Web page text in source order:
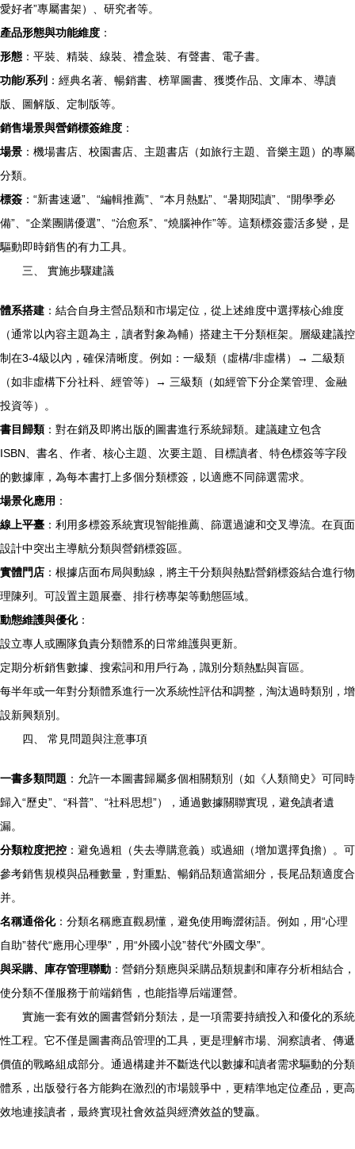
愛好者”專屬書架）、研究者等。
產品形態與功能維度 ：
形態 ：平裝、精裝、線裝、禮盒裝、有聲書、電子書。
功能/系列 ：經典名著、暢銷書、榜單圖書、獲獎作品、文庫本、導讀
版、圖解版、定制版等。
銷售場景與營銷標簽維度 ：
場景 ：機場書店、校園書店、主題書店（如旅行主題、音樂主題）的專屬
分類。
標簽 ：“新書速遞”、“編輯推薦”、“本月熱點”、“暑期閱讀”、“開學季必
備”、“企業團購優選”、“治愈系”、“燒腦神作”等。這類標簽靈活多變，是
驅動即時銷售的有力工具。
三、 實施步驟建議
體系搭建 ：結合自身主營品類和市場定位，從上述維度中選擇核心維度
（通常以內容主題為主，讀者對象為輔）搭建主干分類框架。層級建議控
制在3-4級以內，確保清晰度。例如：一級類（虛構/非虛構）→ 二級類
（如非虛構下分社科、經管等）→ 三級類（如經管下分企業管理、金融
投資等）。
書目歸類 ：對在銷及即將出版的圖書進行系統歸類。建議建立包含
ISBN、書名、作者、核心主題、次要主題、目標讀者、特色標簽等字段
的數據庫，為每本書打上多個分類標簽，以適應不同篩選需求。
場景化應用 ：
線上平臺 ：利用多標簽系統實現智能推薦、篩選過濾和交叉導流。在頁面
設計中突出主導航分類與營銷標簽區。
實體門店 ：根據店面布局與動線，將主干分類與熱點營銷標簽結合進行物
理陳列。可設置主題展臺、排行榜專架等動態區域。
動態維護與優化：
設立專人或團隊負責分類體系的日常維護與更新。
定期分析銷售數據、搜索詞和用戶行為，識別分類熱點與盲區。
每半年或一年對分類體系進行一次系統性評估和調整，淘汰過時類別，增
設新興類別。
四、 常見問題與注意事項
一書多類問題 ：允許一本圖書歸屬多個相關類別（如《人類簡史》可同時
歸入“歷史”、“科普”、“社科思想”），通過數據關聯實現，避免讀者遺
漏。
分類粒度把控 ：避免過粗（失去導購意義）或過細（增加選擇負擔）。可
參考銷售規模與品種數量，對重點、暢銷品類適當細分，長尾品類適度合
并。
名稱通俗化：分類名稱應直觀易懂，避免使用晦澀術語。例如，用“心理
自助”替代“應用心理學”，用“外國小說”替代“外國文學”。
與采購、庫存管理聯動 ：營銷分類應與采購品類規劃和庫存分析相結合，
使分類不僅服務于前端銷售，也能指導后端運營。
實施一套有效的圖書營銷分類法，是一項需要持續投入和優化的系統
性工程。它不僅是圖書商品管理的工具，更是理解市場、洞察讀者、傳遞
價值的戰略組成部分。通過構建并不斷迭代以數據和讀者需求驅動的分類
體系，出版發行各方能夠在激烈的市場競爭中，更精準地定位產品，更高
效地連接讀者，最終實現社會效益與經濟效益的雙贏。